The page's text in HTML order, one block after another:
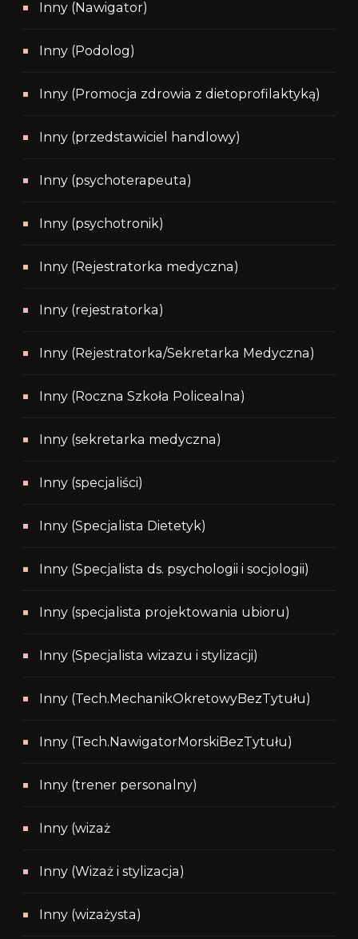
Inny (Nawigator)
Inny (Podolog)
Inny (Promocja zdrowia z dietoprofilaktyką)
Inny (przedstawiciel handlowy)
Inny (psychoterapeuta)
Inny (psychotronik)
Inny (Rejestratorka medyczna)
Inny (rejestratorka)
Inny (Rejestratorka/Sekretarka Medyczna)
Inny (Roczna Szkoła Policealna)
Inny (sekretarka medyczna)
Inny (specjaliści)
Inny (Specjalista Dietetyk)
Inny (Specjalista ds. psychologii i socjologii)
Inny (specjalista projektowania ubioru)
Inny (Specjalista wizazu i stylizacji)
Inny (Tech.MechanikOkretowyBezTytułu)
Inny (Tech.NawigatorMorskiBezTytułu)
Inny (trener personalny)
Inny (wizaż
Inny (Wizaż i stylizacja)
Inny (wizażysta)